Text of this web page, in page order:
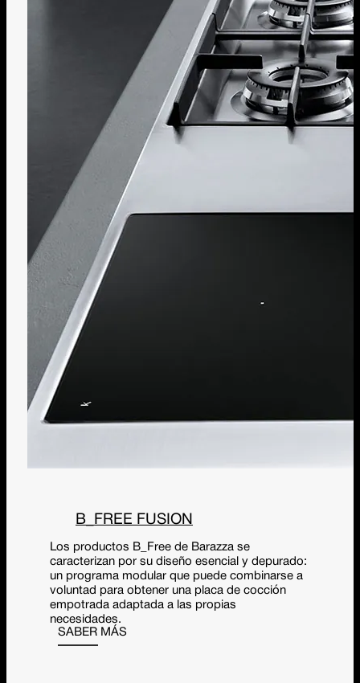
B_FREE FUSION
Los productos B_Free de Barazza se
caracterizan por su diseño esencial y depurado:
un programa modular que puede combinarse a
voluntad para obtener una placa de cocción
empotrada adaptada a las propias
necesidades.
SABER MÁS